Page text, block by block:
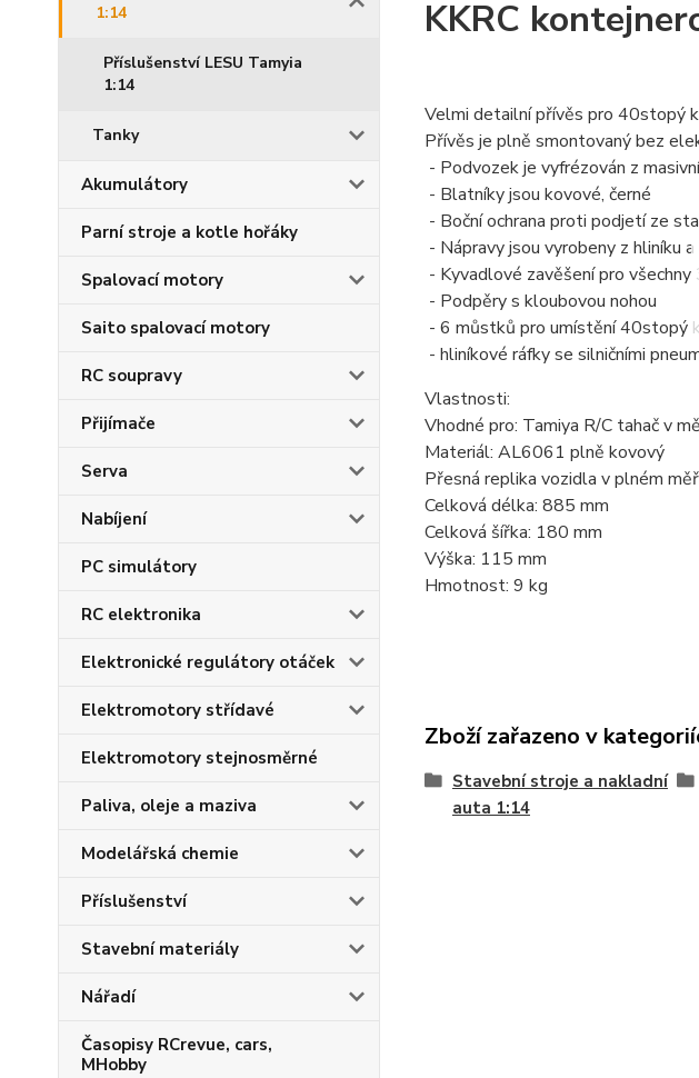
1:14
Příslušenství LESU Tamyia
1:14
Tanky
Akumulátory
Parní stroje a kotle hořáky
Spalovací motory
Saito spalovací motory
RC soupravy
Přijímače
Serva
Nabíjení
PC simulátory
RC elektronika
Elektronické regulátory otáček
Elektromotory střídavé
Elektromotory stejnosměrné
Paliva, oleje a maziva
Modelářská chemie
Příslušenství
Stavební materiály
Nářadí
Časopisy RCrevue, cars,
MHobby
KKRC
Velmi detailní přívěs pro 40stopý
Přívěs je plně smontovaný bez
- Podvozek je vyfrézován z
- Blatníky jsou kovové, černé
- Boční ochrana proti podjetí ze
- Nápravy jsou vyrobeny z hliníku
- Kyvadlové zavěšení pro všechny
- Podpěry s kloubovou nohou
- 6 můstků pro umístění 40stopý
- hliníkové ráfky se silničními
Vlastnosti:
Vhodné pro: Tamiya R/C tahač v
Materiál: AL6061 plně kovový
Přesná replika vozidla v plném
Celková délka: 885 mm
Celková šířka: 180 mm
Výška: 115 mm
Hmotnost: 9 kg
Zboží zařazeno v
Stavební stroje a nakladní
auta 1:14